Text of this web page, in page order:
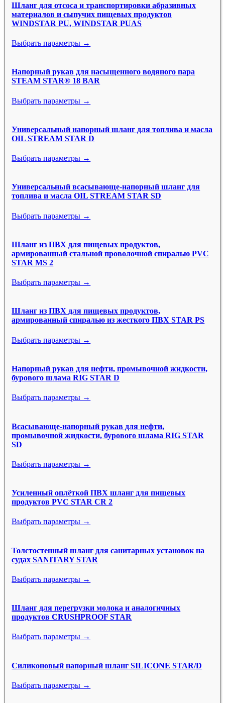
Шланг для отсоса и транспортировки абразивных
материалов и сыпучих пищевых продуктов
WINDSTAR PU, WINDSTAR PUAS
Выбрать параметры →
Напорный рукав для насыщенного водяного пара
STEAM STAR® 18 BAR
Выбрать параметры →
Универсальный напорный шланг для топлива и масла
OIL STREAM STAR D
Выбрать параметры →
Универсальный всасывающе-напорный шланг для
топлива и масла OIL STREAM STAR SD
Выбрать параметры →
Шланг из ПВХ для пищевых продуктов,
армированный стальной проволочной спиралью PVC
STAR MS 2
Выбрать параметры →
Шланг из ПВХ для пищевых продуктов,
армированный спиралью из жесткого ПВХ STAR PS
Выбрать параметры →
Напорный рукав для нефти, промывочной жидкости,
бурового шлама RIG STAR D
Выбрать параметры →
Всасывающе-напорный рукав для нефти,
промывочной жидкости, бурового шлама RIG STAR
SD
Выбрать параметры →
Усиленный оплёткой ПВХ шланг для пищевых
продуктов PVC STAR CR 2
Выбрать параметры →
Толстостенный шланг для санитарных установок на
судах SANITARY STAR
Выбрать параметры →
Шланг для перегрузки молока и аналогичных
продуктов CRUSHPROOF STAR
Выбрать параметры →
Силиконовый напорный шланг SILICONE STAR/D
Выбрать параметры →